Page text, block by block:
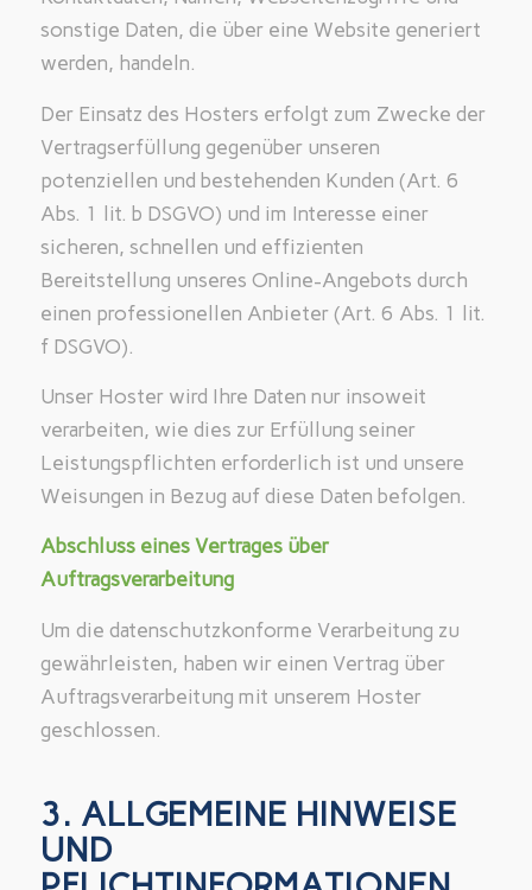
sonstige Daten, die über eine Website generiert
werden, handeln.
Der Einsatz des Hosters erfolgt zum Zwecke der
Vertragserfüllung gegenüber unseren
potenziellen und bestehenden Kunden (Art. 6
Abs. 1 lit. b DSGVO) und im Interesse einer
sicheren, schnellen und effizienten
Bereitstellung unseres Online-Angebots durch
einen professionellen Anbieter (Art. 6 Abs. 1 lit.
f DSGVO).
Unser Hoster wird Ihre Daten nur insoweit
verarbeiten, wie dies zur Erfüllung seiner
Leistungspflichten erforderlich ist und unsere
Weisungen in Bezug auf diese Daten befolgen.
Abschluss eines Vertrages über
Auftragsverarbeitung
Um die datenschutzkonforme Verarbeitung zu
gewährleisten, haben wir einen Vertrag über
Auftragsverarbeitung mit unserem Hoster
geschlossen.
3. ALLGEMEINE HINWEISE
UND